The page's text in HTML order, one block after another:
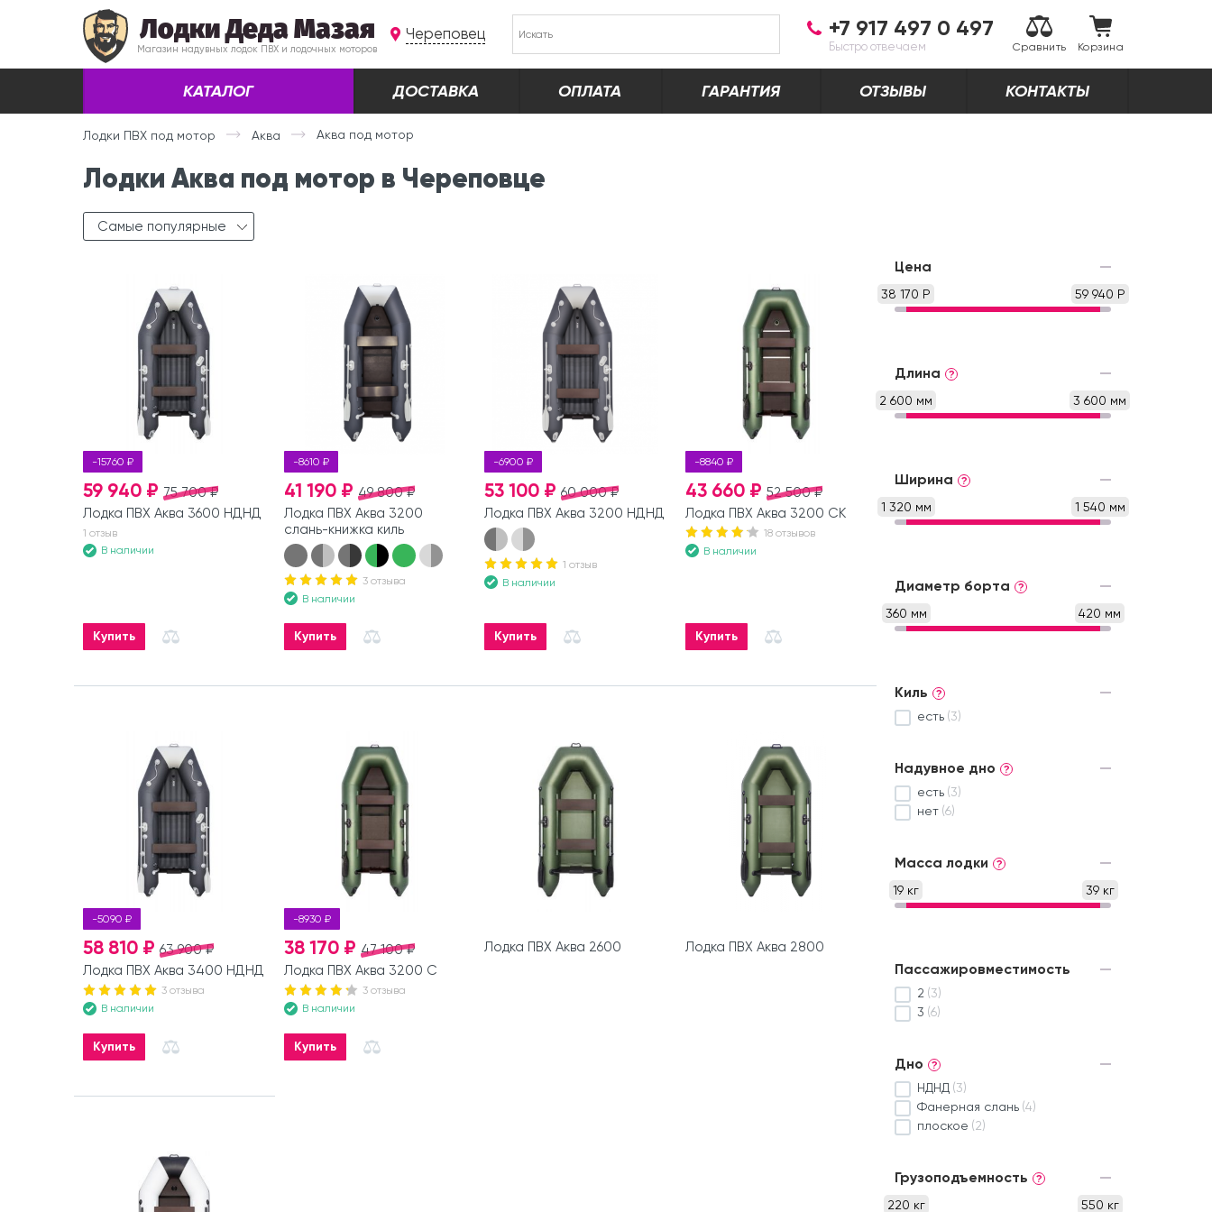
Лодки Деда Мазая
Магазин надувных лодок ПВХ и лодочных моторов
Череповец +7 917 497 0 497
Быстро отвечаем Сравнить Корзина
КАТАЛОГ ДОСТАВКА ОПЛАТА ГАРАНТИЯ ОТЗЫВЫ КОНТАКТЫ
Лодки ПВХ под мотор Аква Аква под мотор
Лодки Аква под мотор в Череповце
Самые популярные
-15760 ₽
75 700 ₽
59 940 ₽
Лодка ПВХ Аква 3600 НДНД
1 отзыв
В наличии
Купить
-8610 ₽
49 800 ₽
41 190 ₽
Лодка ПВХ Аква 3200
слань-книжка киль
3 отзыва
В наличии
Купить
-6900 ₽
60 000 ₽
53 100 ₽
Лодка ПВХ Аква 3200 НДНД
1 отзыв
В наличии
Купить
-8840 ₽
52 500 ₽
43 660 ₽
Лодка ПВХ Аква 3200 СК
18 отзывов
В наличии
Купить
-5090 ₽
63 900 ₽
58 810 ₽
Лодка ПВХ Аква 3400 НДНД
3 отзыва
В наличии
Купить
-8930 ₽
47 100 ₽
38 170 ₽
Лодка ПВХ Аква 3200 С
3 отзыва
В наличии
Купить
Лодка ПВХ Аква 2600 Лодка ПВХ Аква 2800
Цена
38 170 Р 59 940 Р
Длина ?
2 600 мм 3 600 мм
Ширина ?
1 320 мм 1 540 мм
Диаметр борта ?
360 мм 420 мм
Киль ?
есть (3)
Надувное дно ?
есть (3)
нет (6)
Масса лодки ?
19 кг 39 кг
Пассажировместимость
2 (3)
3 (6)
Дно ?
НДНД (3)
Фанерная слань (4)
плоское (2)
Грузоподъемность ?
220 кг 550 кг